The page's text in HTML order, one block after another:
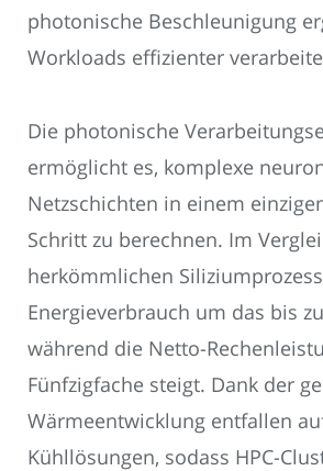
photonische Beschleunigung
Workloads effizienter
Die photonische
ermöglicht es, komplexe
Netzschichten in einem
Schritt zu berechnen. Im
herkömmlichen
Energieverbrauch um das bis
während die Netto-
Fünfzigfache steigt. Dank der
Wärmeentwicklung entfallen
Kühllösungen, sodass HPC-